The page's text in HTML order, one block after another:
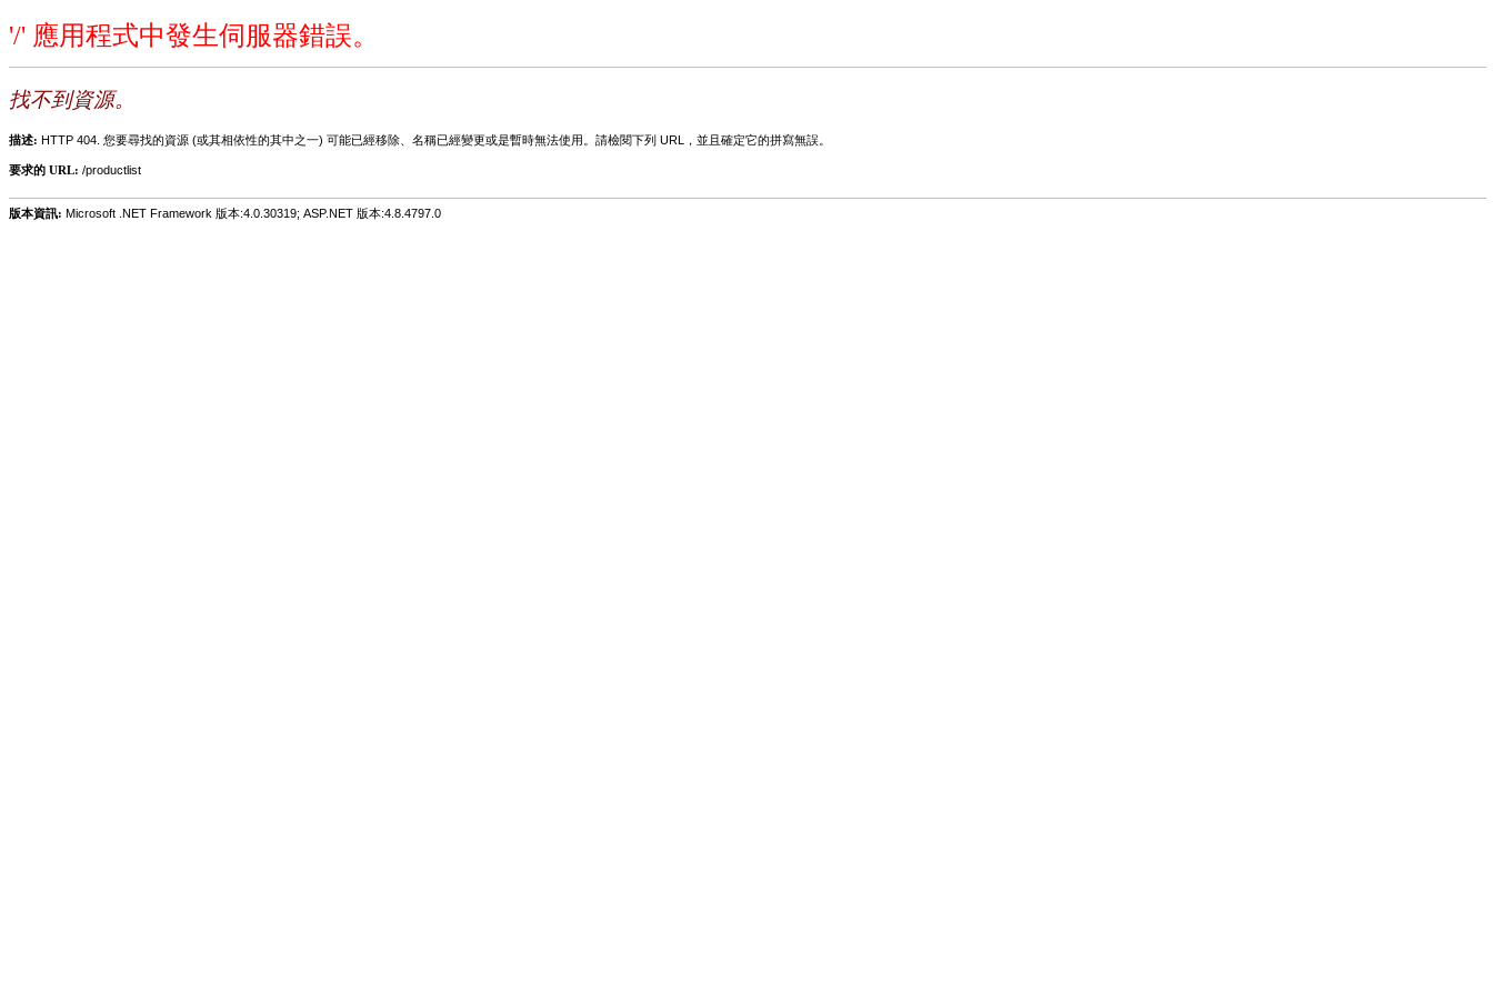
'/' 應用程式中發生伺服器錯誤。
找不到資源。
描述: HTTP 404. 您要尋找的資源 (或其相依性的其中之一) 可能已經移除、名稱已經變更或是暫時無法使用。請檢閱下列 URL，並且確定它的拼寫無誤。
要求的 URL: /productlist
版本資訊: Microsoft .NET Framework 版本:4.0.30319; ASP.NET 版本:4.8.4797.0